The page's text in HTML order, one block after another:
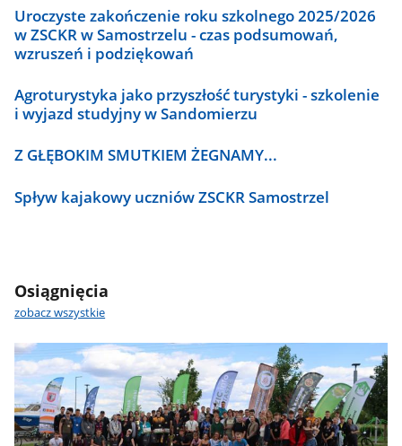
Uroczyste zakończenie roku szkolnego 2025/2026
w ZSCKR w Samostrzelu - czas podsumowań,
wzruszeń i podziękowań
Agroturystyka jako przyszłość turystyki - szkolenie
i wyjazd studyjny w Sandomierzu
Z GŁĘBOKIM SMUTKIEM ŻEGNAMY...
Spływ kajakowy uczniów ZSCKR Samostrzel
Osiągnięcia
zobacz wszystkie